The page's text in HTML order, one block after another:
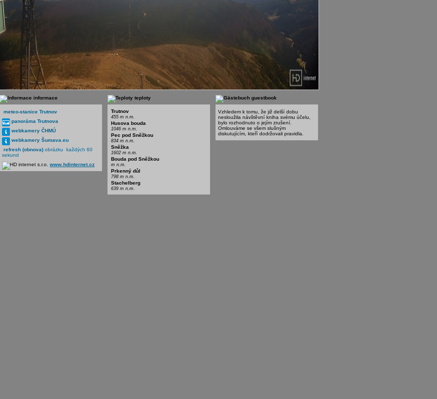
informace
meteo-stanice Trutnov
panoráma Trutnova
webkamery ČHMÚ
webkamery Šumava.eu
refresh (obnova) obrázku každých 60
sekund
www.hdinternet.cz
teploty
Trutnov
455 m n.m.
Husova bouda
1046 m n.m.
Pec pod Sněžkou
834 m n.m.
Sněžka
1602 m n.m.
Bouda pod Sněžkou
m n.m.
Prkenný důl
798 m n.m.
Stachelberg
639 m n.m.
guestbook
Vzhledem k tomu, že již delší dobu
nesloužila návštěvní kniha svému účelu,
bylo rozhodnuto o jejím zrušení.
Omlouváme se všem slušným
diskutujícím, kteří dodržovali pravidla.